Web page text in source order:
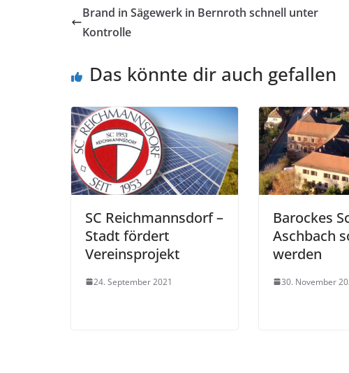
Brand in Sägewerk in Bernroth schnell unter
Kontrolle
Das könnte dir auch gefallen
SC Reichmannsdorf –
Stadt fördert
Vereinsprojekt
24. September 2021
Barockes
Aschbach
werden
30. November